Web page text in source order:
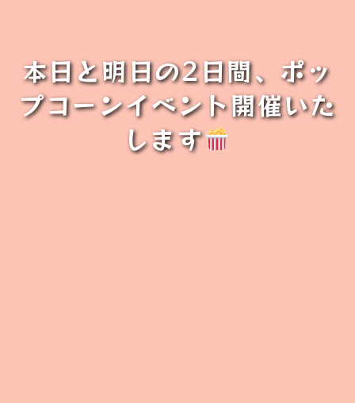
本日と明日の2日間、ポッ
プコーンイベント開催いた
します